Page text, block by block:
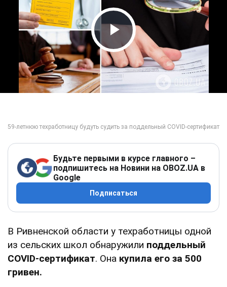
Play Video
Будьте первыми в курсе главного –
подпишитесь на Новини на OBOZ.UA в
Google
Подписаться
В Ривненской области у техработницы одной
из сельских школ обнаружили поддельный
COVID-сертификат. Она купила его за 500
гривен.